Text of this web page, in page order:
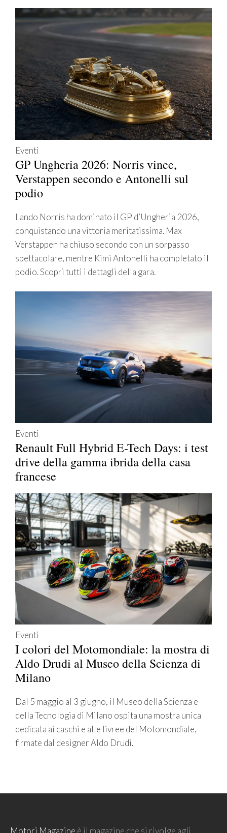
Eventi
GP Ungheria 2026: Norris vince,
Verstappen secondo e Antonelli sul
podio
Lando Norris ha dominato il GP d’Ungheria 2026,
conquistando una vittoria meritatissima. Max
Verstappen ha chiuso secondo con un sorpasso
spettacolare, mentre Kimi Antonelli ha completato il
podio. Scopri tutti i dettagli della gara.
Eventi
Renault Full Hybrid E-Tech Days: i test
drive della gamma ibrida della casa
francese
Eventi
I colori del Motomondiale: la mostra di
Aldo Drudi al Museo della Scienza di
Milano
Dal 5 maggio al 3 giugno, il Museo della Scienza e
della Tecnologia di Milano ospita una mostra unica
dedicata ai caschi e alle livree del Motomondiale,
firmate dal designer Aldo Drudi.
Motori Magazine è il magazine che si rivolge agli